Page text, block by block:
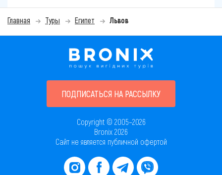
Главная Туры Египет Львов
ПОДПИСАТЬСЯ НА РАССЫЛКУ
Copyright © 2005–2026
Bronix 2026
Сайт не является публичной офертой